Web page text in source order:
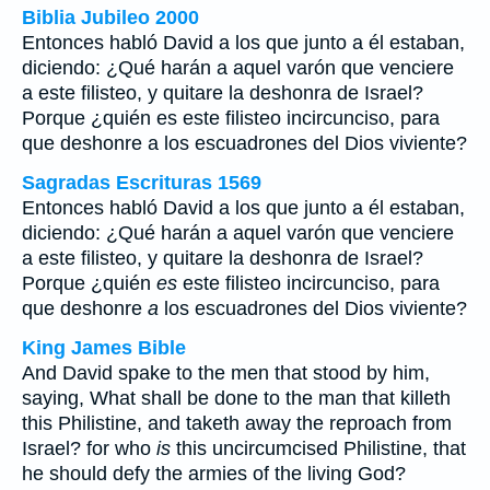
Biblia Jubileo 2000
Entonces habló David a los que junto a él estaban,
diciendo: ¿Qué harán a aquel varón que venciere
a este filisteo, y quitare la deshonra de Israel?
Porque ¿quién es este filisteo incircunciso, para
que deshonre a los escuadrones del Dios viviente?
Sagradas Escrituras 1569
Entonces habló David a los que junto a él estaban,
diciendo: ¿Qué harán a aquel varón que venciere
a este filisteo, y quitare la deshonra de Israel?
Porque ¿quién es este filisteo incircunciso, para
que deshonre a los escuadrones del Dios viviente?
King James Bible
And David spake to the men that stood by him,
saying, What shall be done to the man that killeth
this Philistine, and taketh away the reproach from
Israel? for who is this uncircumcised Philistine, that
he should defy the armies of the living God?